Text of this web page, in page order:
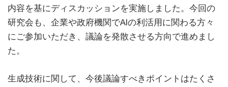
内容を基にディスカッションを実施しました。今回の
研究会も、企業や政府機関でAIの利活用に関わる方々
にご参加いただき、議論を発散させる方向で進めまし
た。
生成技術に関して、今後議論すべきポイントはたくさ